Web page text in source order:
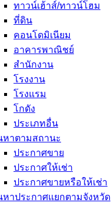
ทาวน์เฮ้าส์/ทาวน์โฮม
ที่ดิน
คอนโดมิเนียม
อาคารพาณิชย์
สำนักงาน
โรงงาน
โรงแรม
โกดัง
ประเภทอื่น
หาตามสถานะ
ประกาศขาย
ประกาศให้เช่า
ประกาศขายหรือให้เช่า
หาประกาศแยกตามจังหวัด